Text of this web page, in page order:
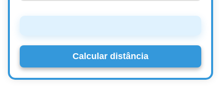
Calcular distância